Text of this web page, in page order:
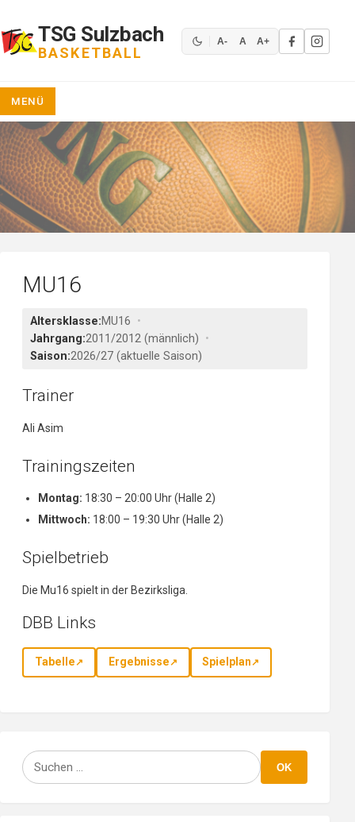
springenTSG Sulzbach
BASKETBALL
A- A A+
MENÜ
MU16
Altersklasse:MU16
Jahrgang:2011/2012 (männlich)
Saison:2026/27 (aktuelle Saison)
Trainer
Ali Asim
Trainingszeiten
Montag: 18:30 – 20:00 Uhr (Halle 2)
Mittwoch: 18:00 – 19:30 Uhr (Halle 2)
Spielbetrieb
Die Mu16 spielt in der Bezirksliga.
DBB Links
Tabelle Ergebnisse Spielplan
Suchen
OK